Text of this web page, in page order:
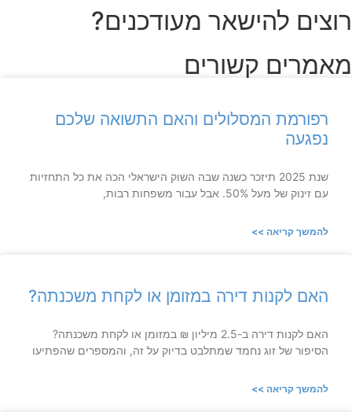
רוצים להישאר מעודכנים?
מאמרים קשורים
רפורמת המסלולים והאם התשואה שלכם
נפגעה
שנת 2025 תיזכר כשנה שבה השוק הישראלי הכה את כל התחזיות
עם זינוק של מעל 50%. אבל עבור משפחות רבות,
להמשך קריאה >>
האם לקנות דירה במזומן או לקחת משכנתה?
האם לקנות דירה ב-2.5 מיליון ₪ במזומן או לקחת משכנתה?
הסיפור של זוג נחמד שמתלבט בדיוק על זה, והמספרים שהפתיעו
להמשך קריאה >>